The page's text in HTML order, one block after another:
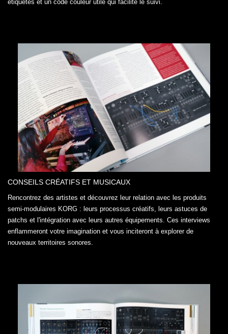
étiquetés et un code couleur utile qui facilite le suivi.
CONSEILS CRÉATIFS ET MUSICAUX
Rencontrez des artistes et découvrez leur relation avec les produits
semi-modulaires KORG : leurs processus créatifs, leurs astuces de
patchs et l'intégration avec leurs autres équipements. Ces interviews
enflammeront votre imagination et vous inciteront à explorer de
nouveaux territoires sonores.